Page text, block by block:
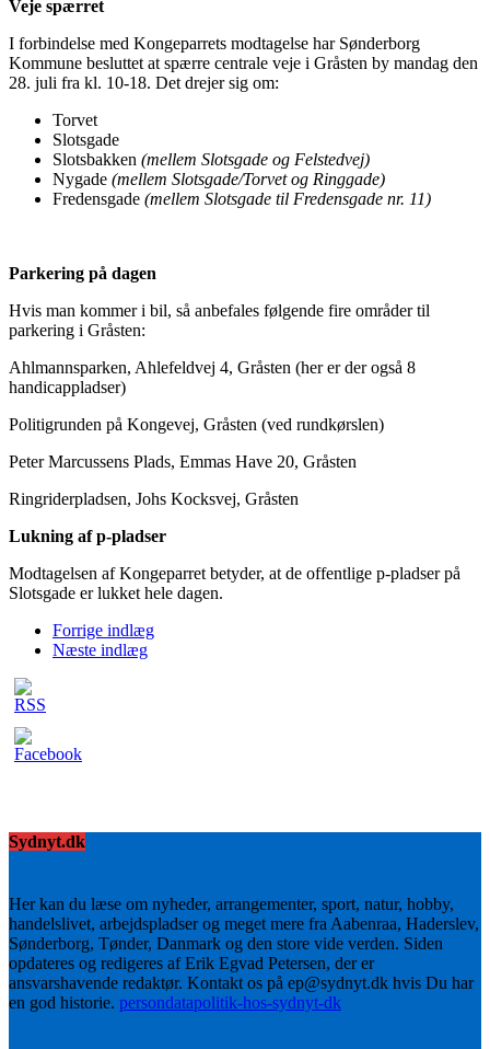
Veje spærret
I forbindelse med Kongeparrets modtagelse har Sønderborg
Kommune besluttet at spærre centrale veje i Gråsten by mandag den
28. juli fra kl. 10-18. Det drejer sig om:
Torvet
Slotsgade
Slotsbakken (mellem Slotsgade og Felstedvej)
Nygade (mellem Slotsgade/Torvet og Ringgade)
Fredensgade (mellem Slotsgade til Fredensgade nr. 11)
Parkering på dagen
Hvis man kommer i bil, så anbefales følgende fire områder til
parkering i Gråsten:
Ahlmannsparken, Ahlefeldvej 4, Gråsten (her er der også 8
handicappladser)
Politigrunden på Kongevej, Gråsten (ved rundkørslen)
Peter Marcussens Plads, Emmas Have 20, Gråsten
Ringriderpladsen, Johs Kocksvej, Gråsten
Lukning af p-pladser
Modtagelsen af Kongeparret betyder, at de offentlige p-pladser på
Slotsgade er lukket hele dagen.
Forrige indlæg
Næste indlæg
Sydnyt.dk
Her kan du læse om nyheder, arrangementer, sport, natur, hobby,
handelslivet, arbejdspladser og meget mere fra Aabenraa, Haderslev,
Sønderborg, Tønder, Danmark og den store vide verden. Siden
opdateres og redigeres af Erik Egvad Petersen, der er
ansvarshavende redaktør. Kontakt os på ep@sydnyt.dk hvis Du har
en god historie. persondatapolitik-hos-sydnyt-dk